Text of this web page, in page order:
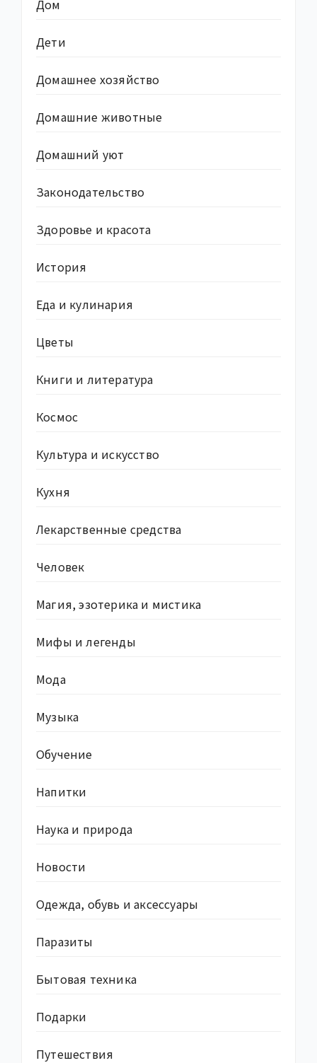
Дом
Дети
Домашнее хозяйство
Домашние животные
Домашний уют
Законодательство
Здоровье и красота
История
Еда и кулинария
Цветы
Книги и литература
Космос
Культура и искусство
Кухня
Лекарственные средства
Человек
Магия, эзотерика и мистика
Мифы и легенды
Мода
Музыка
Обучение
Напитки
Наука и природа
Новости
Одежда, обувь и аксессуары
Паразиты
Бытовая техника
Подарки
Путешествия